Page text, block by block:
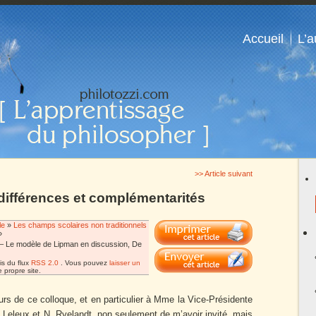
>> Article suivant
et complémentarités
» Les champs scolaires non traditionnels
Le modèle de Lipman en discussion, De
du flux RSS 2.0 . Vous pouvez laisser un
site.
de ce colloque, et en particulier à Mme la Vice-Présidente
Accueil